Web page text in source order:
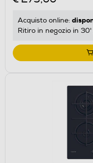
Acquisto online:
Ritiro in negozio in